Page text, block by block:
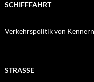
SCHIFFFAHRT
Verkehrspolitik von Kennern
STRASSE